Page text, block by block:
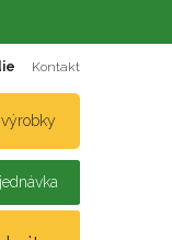
Kontakt
výrobky